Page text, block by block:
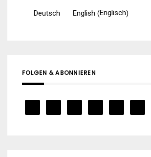
Deutsch English (Englisch)
FOLGEN & ABONNIEREN